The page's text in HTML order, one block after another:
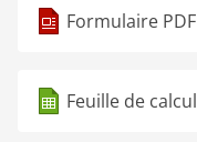
Formulaire PDF
Feuille de calcul